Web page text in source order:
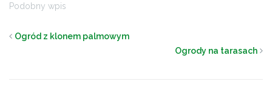
Podobny wpis
Ogród z klonem palmowym
Ogrody na tarasach